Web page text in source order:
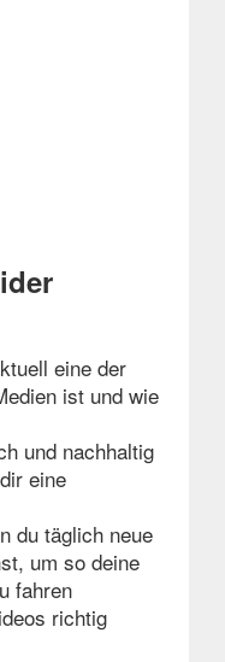
eine der
ist und wie
und nachhaltig
eine
du täglich neue
um so deine
fahren
richtig